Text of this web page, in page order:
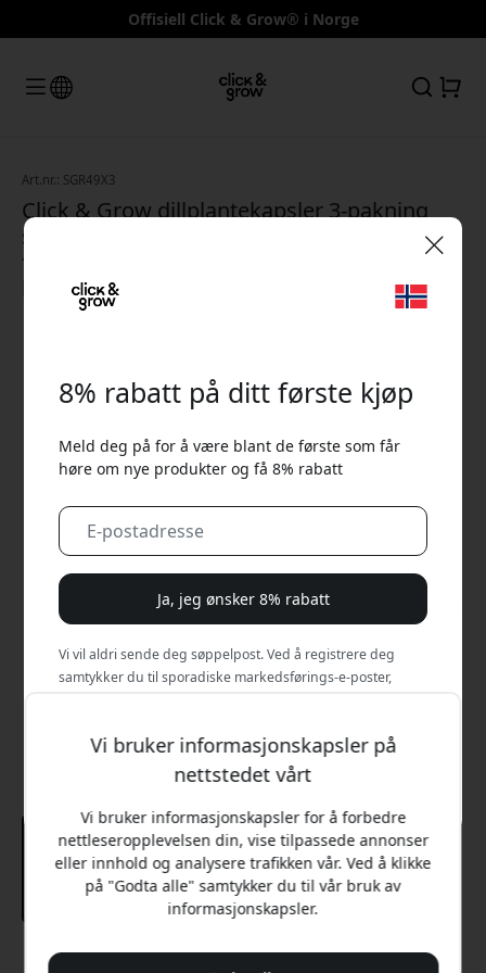
Offisiell Click & Grow® i Norge
Art.nr.: SGR49X3
Click & Grow dillplantekapsler 3-pakning
som påfylling til Smart Garden med
forhåndssådd dill for dyrking innendørs
hjemme
Vi bruker informasjonskapsler på
nettstedet vårt
Vi bruker informasjonskapsler for å forbedre
nettleseropplevelsen din, vise tilpassede annonser
eller innhold og analysere trafikken vår. Ved å klikke
på "Godta alle" samtykker du til vår bruk av
informasjonskapsler.
8% rabatt på ditt første kjøp
Meld deg på for å være blant de første som får
høre om nye produkter og få 8% rabatt
Ja, jeg ønsker 8% rabatt
Vi vil aldri sende deg søppelpost. Ved å registrere deg
samtykker du til sporadiske markedsførings-e-poster,
Nei, jeg vil heller betale full pris.
Bruk denne koden i kassen for å få 8% rabatt.